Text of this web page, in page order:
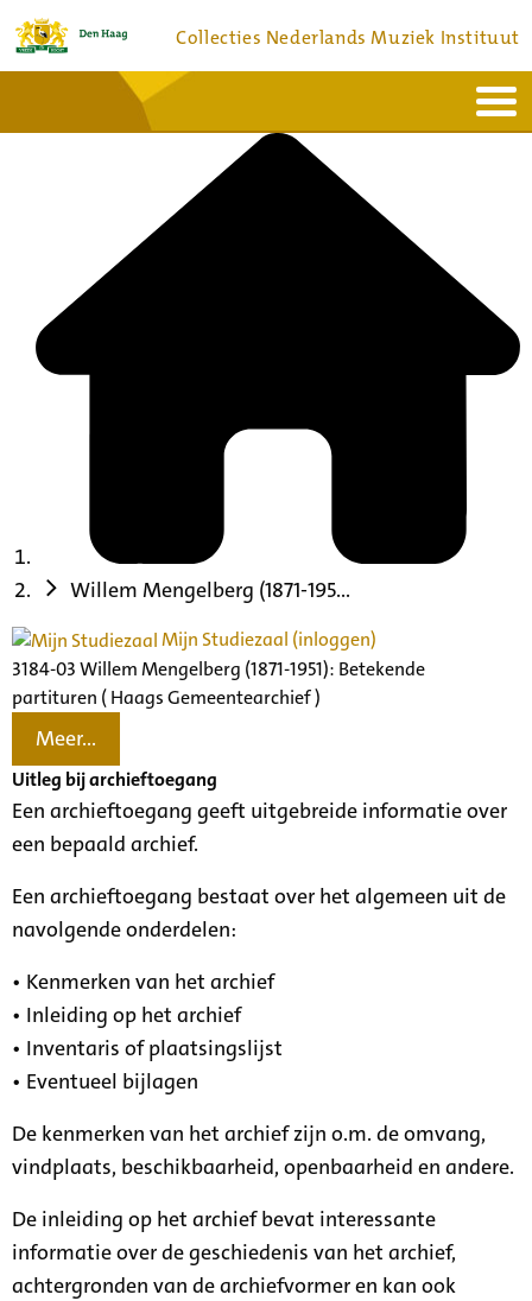
Collecties Nederlands Muziek Instituut
Bronnen en collecties
Willem Mengelberg (1871-195...
Mijn Studiezaal (inloggen)
3184-03 Willem Mengelberg (1871-1951): Betekende
partituren ( Haags Gemeentearchief )
Meer...
Uitleg bij archieftoegang
Een archieftoegang geeft uitgebreide informatie over
een bepaald archief.
Een archieftoegang bestaat over het algemeen uit de
navolgende onderdelen:
• Kenmerken van het archief
• Inleiding op het archief
• Inventaris of plaatsingslijst
• Eventueel bijlagen
De kenmerken van het archief zijn o.m. de omvang,
vindplaats, beschikbaarheid, openbaarheid en andere.
De inleiding op het archief bevat interessante
informatie over de geschiedenis van het archief,
achtergronden van de archiefvormer en kan ook